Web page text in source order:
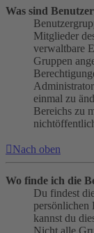
Was sind
Mitglieder
verwaltbare
Gruppen
einmal zu
Bereichs zu
Nach oben
Wo finde ich die
Du findest
persönlichen
kannst du